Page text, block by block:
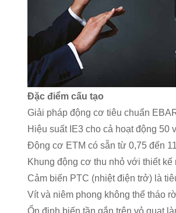
Đặc điểm cấu tạo
Giải pháp động cơ tiêu chuẩn
Hiệu suất IE3 cho cả hoạt động 50
Động cơ ETM có sẵn từ 0,75 đến
Khung động cơ thu nhỏ với thiết kế
Cảm biến PTC (nhiệt điện trở) là
Vít và niêm phong không thể tháo
Ổn định biến tần gắn trên vỏ quạt